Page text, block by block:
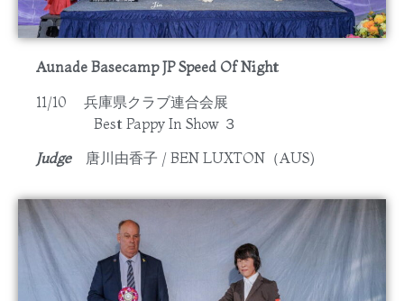
Aunade Basecamp JP Speed Of Night
11/10 兵庫県クラブ連合会展
Best Pappy In Show ３
Judge 唐川由香子 / BEN LUXTON（AUS)